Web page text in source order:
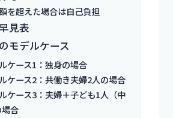
を超えた場合は自己負担
見表
モデルケース
ケース1：独身の場合
ケース2：共働き夫婦2人の場合
ケース3：夫婦＋子ども1人（中
合